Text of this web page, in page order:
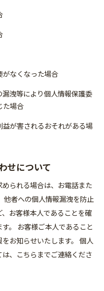
がなくなった場合
洩等により個人情報保護委
た場合
が害されるおそれがある場
せについて
られる場合は、お電話また
他者への個人情報漏洩を防止
お客様本人であることを確
。 お客様ご本人であること
お知らせいたします。 個人
、こちらまでご連絡くださ